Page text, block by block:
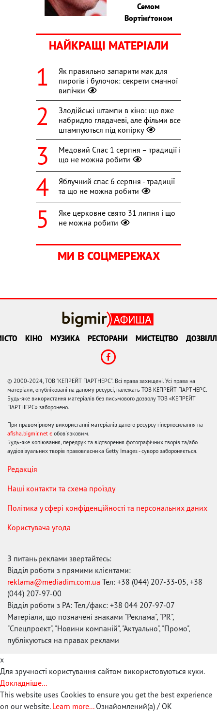
Семом
Вортінґтоном
НАЙКРАЩІ МАТЕРІАЛИ
Як правильно запарити мак для
пирогів і булочок: секрети смачної
випічки
Злодійські штампи в кіно: що вже
набридло глядачеві, але фільми все
штампуються під копірку
Медовий Спас 1 серпня – традиції і
що не можна робити
Яблучний спас 6 серпня - традиції
та що не можна робити
Яке церковне свято 31 липня і що
не можна робити
МИ В СОЦМЕРЕЖАХ
КІНО МУЗИКА РЕСТОРАНИ МИСТЕЦТВО
© 2000-2024, ТОВ "КЕПРЕЙТ ПАРТНЕРС". Всі права захищені. Усі права на
матеріали, опубліковані на даному ресурсі, належать ТОВ КЕПРЕЙТ ПАРТНЕРС.
Будь-яке використання матеріалів без письмового дозволу ТОВ «КЕПРЕЙТ
ПАРТНЕРС» заборонено.
При правомірному використанні матеріалів даного ресурсу гіперпосилання на
afisha.bigmir.net є обов'язковим.
Будь-яке копіювання, передрук та відтворення фотографічних творів та/або
аудіовізуальних творів правовласника Getty Images - суворо забороняється.
Редакція
Наші контакти та схема проїзду
Політика у сфері конфіденційності та персональних даних
Користувача угода
З питань реклами звертайтесь:
Відділ роботи з прямими клієнтами:
reklama@mediadim.com.ua Тел: +38 (044) 207-33-05, +38
(044) 207-97-00
Відділ роботи з РА: Тел./факс: +38 044 207-97-07
Матеріали, що позначені знаками "Реклама", "PR",
"Спецпроект", "Новини компаній", "Актуально", "Промо",
публікуються на правах реклами
x
Для зручності користування сайтом використовуються куки.
Докладніше...
This website uses Cookies to ensure you get the best experience
on our website. Learn more... Ознайомлений(а) / OK